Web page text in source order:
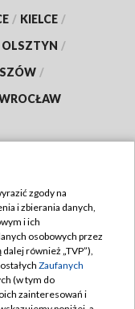
/ KIELCE /
OLSZTYN /
/
zgody na
i zbierania danych,
i ich
osobowych przez
również „TVP”),
Zaufanych
(w tym do
zainteresowań i